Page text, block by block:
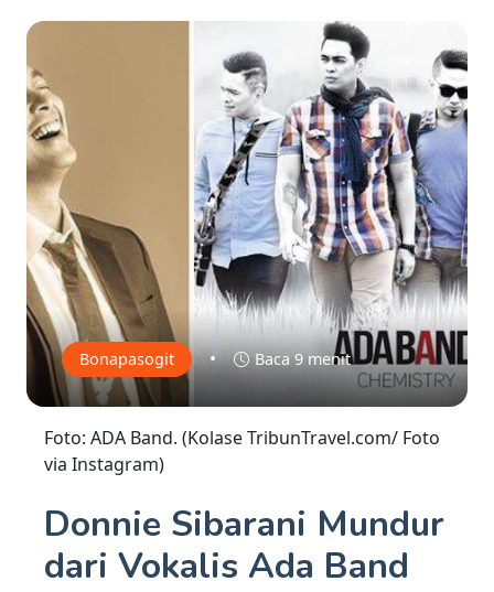
Bonapasogit • Baca 9 menit
Foto: ADA Band. (Kolase TribunTravel.com/ Foto
via Instagram)
Donnie Sibarani Mundur
dari Vokalis Ada Band